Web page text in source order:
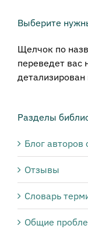
Выберите
Щелчок по
переведет вас
Разделы
Блог авторов
Отзывы
Словарь
Общие